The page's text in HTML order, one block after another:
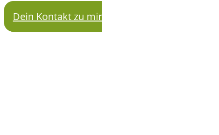
Dein Kontakt zu mir